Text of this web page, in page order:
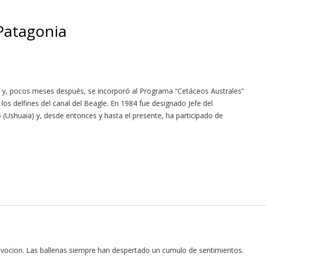
pocos meses después, se incorporó al Programa “Cetáceos Australes”
delfines del canal del Beagle. En 1984 fue designado Jefe del
y, desde entonces y hasta el presente, ha participado de
Las ballenas siempre han despertado un cumulo de sentimientos.